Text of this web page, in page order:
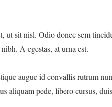
sit nisl. Odio donec sem
A egestas, at urna est.
augue id convallis rutrum
aliquam pede, libero cursus,